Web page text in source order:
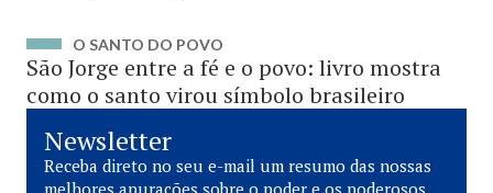
O SANTO DO POVO
São Jorge entre a fé e o povo: livro mostra
como o santo virou símbolo brasileiro
Newsletter
Receba direto no seu e-mail um resumo das nossas
melhores apurações sobre o poder e os poderosos.